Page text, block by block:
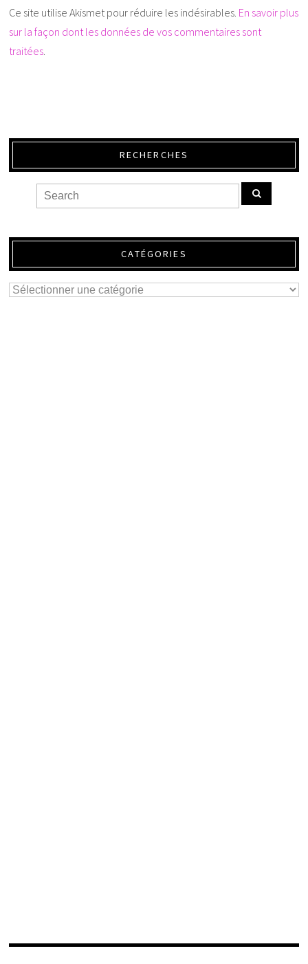
Ce site utilise Akismet pour réduire les indésirables. En savoir plus
sur la façon dont les données de vos commentaires sont
traitées
RECHERCHES
CATÉGORIES